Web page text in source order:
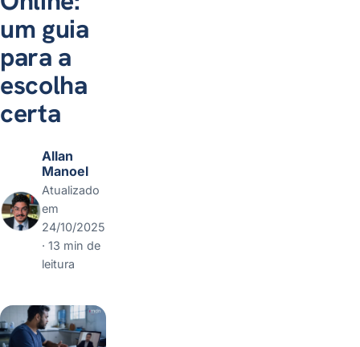
um guia
para a
escolha
certa
Allan
Manoel
Atualizado
em
24/10/2025
· 13 min de
leitura